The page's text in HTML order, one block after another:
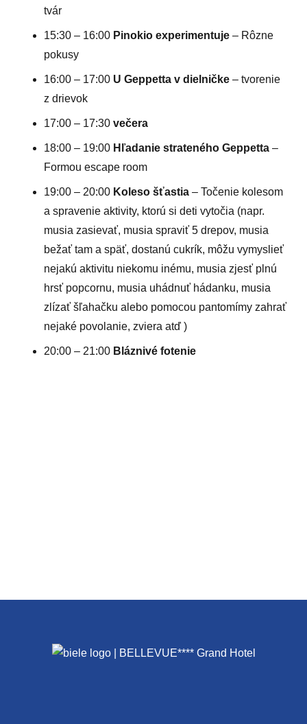
tvár
15:30 – 16:00 Pinokio experimentuje – Rôzne
pokusy
16:00 – 17:00 U Geppetta v dielničke – tvorenie
z drievok
17:00 – 17:30 večera
18:00 – 19:00 Hľadanie strateného Geppetta –
Formou escape room
19:00 – 20:00 Koleso šťastia – Točenie kolesom
a spravenie aktivity, ktorú si deti vytočia (napr.
musia zasievať, musia spraviť 5 drepov, musia
bežať tam a späť, dostanú cukrík, môžu vymyslieť
nejakú aktivitu niekomu inému, musia zjesť plnú
hrsť popcornu, musia uhádnuť hádanku, musia
zlízať šľahačku alebo pomocou pantomímy zahrať
nejaké povolanie, zviera atď )
20:00 – 21:00 Bláznivé fotenie